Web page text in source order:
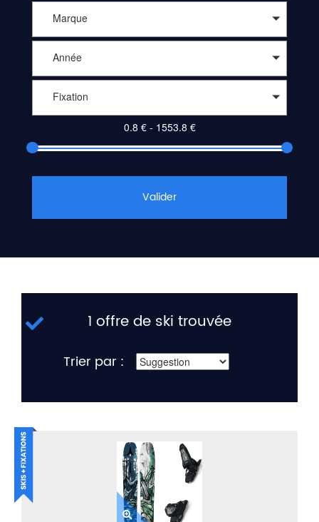
Marque
Année
Fixation
Valider
1 offre de ski trouvée
Trier par :